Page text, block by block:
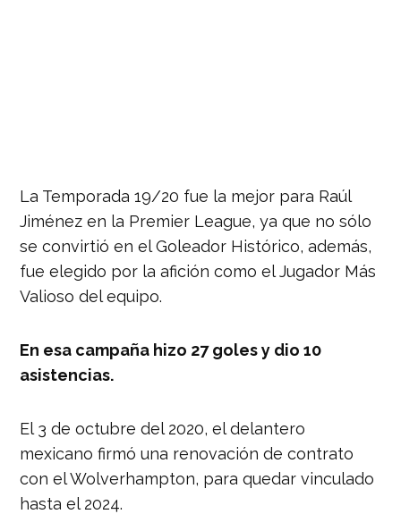
La Temporada 19/20 fue la mejor para Raúl
Jiménez en la Premier League, ya que no sólo
se convirtió en el Goleador Histórico, además,
fue elegido por la afición como el Jugador Más
Valioso del equipo.
En esa campaña hizo 27 goles y dio 10
asistencias.
El 3 de octubre del 2020, el delantero
mexicano firmó una renovación de contrato
con el Wolverhampton, para quedar vinculado
hasta el 2024.